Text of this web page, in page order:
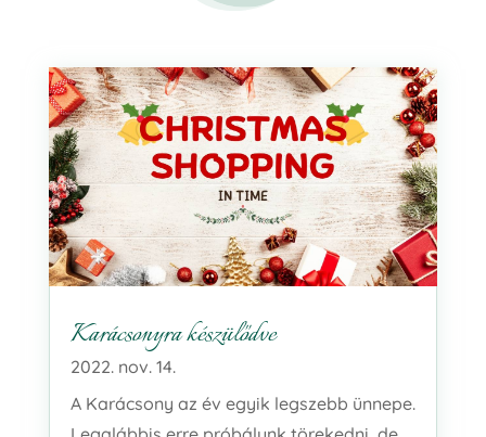
Karácsonyra készülődve
2022. nov. 14.
A Karácsony az év egyik legszebb ünnepe.